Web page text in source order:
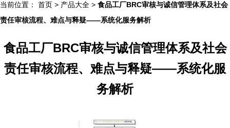
当前位置： 首页 > 产品大全 > 食品工厂BRC审核与诚信管理体系及社会
责任审核流程、难点与释疑——系统化服务解析
食品工厂BRC审核与诚信管理体系及社会
责任审核流程、难点与释疑——系统化服
务解析